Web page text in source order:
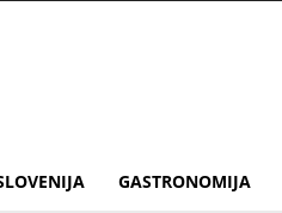
GASTRONOMIJA